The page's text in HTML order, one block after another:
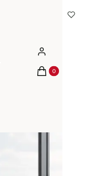
Zaloguj się
Produkty w
Koszyk